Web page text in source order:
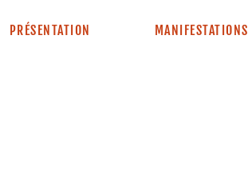
PRÉSENTATION MANIFESTATIONS